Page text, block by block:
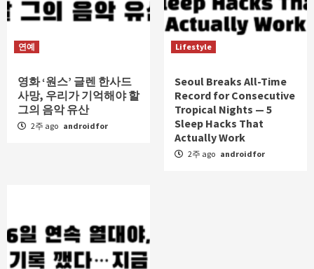
연예
영화 ‘원스’ 글렌 한사드
사망, 우리가 기억해야 할
그의 음악 유산
2주 ago androidfor
Lifestyle
Seoul Breaks All-Time
Record for Consecutive
Tropical Nights — 5
Sleep Hacks That
Actually Work
2주 ago androidfor